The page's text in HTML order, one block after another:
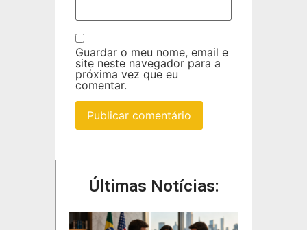
Guardar o meu nome, email e
site neste navegador para a
próxima vez que eu
comentar.
Últimas Notícias: